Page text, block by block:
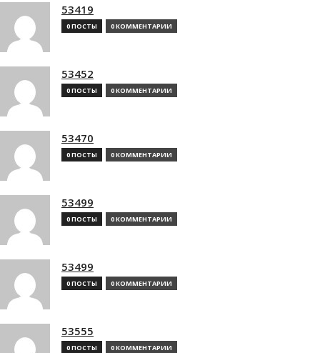
53419
0 ПОСТЫ 0 КОММЕНТАРИИ
53452
0 ПОСТЫ 0 КОММЕНТАРИИ
53470
0 ПОСТЫ 0 КОММЕНТАРИИ
53499
0 ПОСТЫ 0 КОММЕНТАРИИ
53499
0 ПОСТЫ 0 КОММЕНТАРИИ
53555
0 ПОСТЫ 0 КОММЕНТАРИИ